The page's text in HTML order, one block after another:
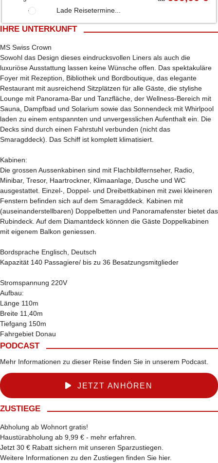
Lade Reisetermine...
IHRE UNTERKUNFT
MS Swiss Crown
Sowohl das Design dieses eindrucksvollen Liners als auch die
luxuriöse Ausstattung lassen keine Wünsche offen. Das spektakuläre
Foyer mit Rezeption, Bibliothek und Bordboutique, das elegante
Restaurant mit ausreichend Sitzplätzen für alle Gäste, die stylishe
Lounge mit Panorama-Bar und Tanzfläche, der Wellness-Bereich mit
Sauna, Dampfbad und Solarium sowie das Sonnendeck mit Whirlpool
laden zu einem entspannten und unvergesslichen Aufenthalt ein. Die
Decks sind durch einen Fahrstuhl verbunden (nicht das
Smaragddeck). Das Schiff ist komplett klimatisiert.
Kabinen:
Die grossen Aussenkabinen sind mit Flachbildfernseher, Radio,
Minibar, Tresor, Haartrockner, Klimaanlage, Dusche und WC
ausgestattet. Einzel-, Doppel- und Dreibettkabinen mit zwei kleineren
Fenstern befinden sich auf dem Smaragddeck. Kabinen mit
(auseinanderstellbaren) Doppelbetten und Panoramafenster bietet das
Rubindeck. Auf dem Diamantdeck können die Gäste Doppelkabinen
mit eigenem Balkon geniessen.
Bordsprache Englisch, Deutsch
Kapazität 140 Passagiere/ bis zu 36 Besatzungsmitglieder
Stromspannung 220V
Aufbau:
Länge 110m
Breite 11,40m
Tiefgang 150m
Fahrgebiet Donau
PODCAST
Mehr Informationen zu dieser Reise finden Sie in unserem Podcast.
JETZT ANHÖREN
ZUSTIEGE
Abholung ab Wohnort gratis!
Haustürabholung ab 9,99 € - mehr erfahren
Jetzt 30 € Rabatt sichern mit unseren Sparzustiegen
Weitere Informationen zu den Zustiegen finden Sie hier.